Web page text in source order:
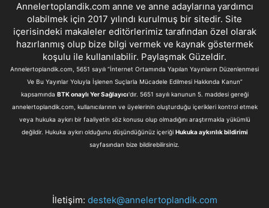
Annelertoplandik.com anne ve anne adaylarına yardımcı
olabilmek için 2017 yılındı kurulmuş bir sitedir. Site
içerisindeki makaleler editörlerimiz tarafından özel olarak
hazırlanmış olup bize bilgi vermek ve kaynak göstermek
koşulu ile kullanılabilir. Paylaşmak Güzeldir.
Annelertoplandik.com, 5651 sayılı “İnternet Ortamında Yapılan Yayınların Düzenlenmesi
Ve Bu Yayınlar Yoluyla İşlenen Suçlarla Mücadele Edilmesi Hakkında Kanun”
kapsamında BTK onaylı Yer Sağlayıcı'dır. 5651 sayılı kanunun 5. maddesi gereği
annelertoplandik.com, kullanıcılarının ve üyelerinin oluşturduğu içerikleri kontrol etmek
veya hukuka aykırı bir faaliyetin söz konusu olup olmadığını araştırmakla yükümlü
değildir. Hukuka aykırı olduğunu düşündüğünüz içeriği Hukuka aykırılık bildirimi
sayfasından bize bildirebilirsiniz.
İletişim: destek@annelertoplandik.com